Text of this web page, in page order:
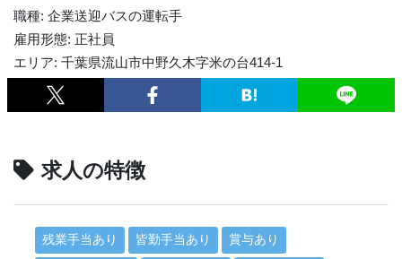
職種: 企業送迎バスの運転手
雇用形態: 正社員
エリア: 千葉県流山市中野久木字米の台414-1
求人の特徴
残業手当あり 皆勤手当あり 賞与あり